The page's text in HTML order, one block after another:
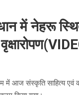
में नेहरू
आज संस्कृति साहित्य एवं